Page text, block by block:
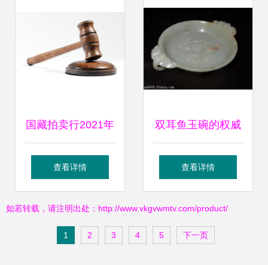
拍卖业务潜力
国藏拍卖行2021年
春拍即将启幕 聚焦
务新浪潮
查看详情
双耳鱼玉碗的权威
鉴定与市场动态 拍
查看详情
如若转载，请注明出处：http://www.vkgvwmtv.com/product/
1 2 3 4 5 下一页